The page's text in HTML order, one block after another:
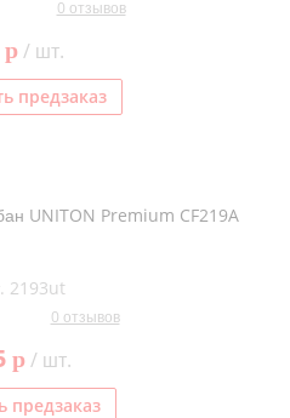
0 отзывов
p/ шт.
предзаказ
UNITON Premium CF219A
2193ut
0 отзывов
p/ шт.
предзаказ